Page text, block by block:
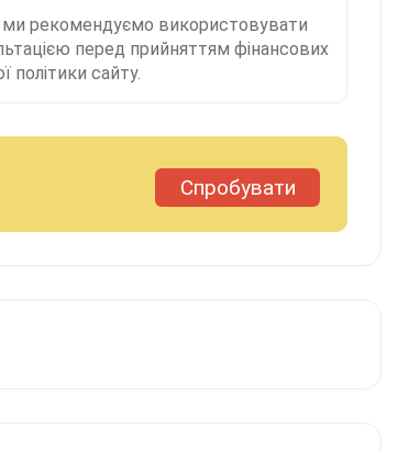
ми рекомендуємо використовувати
перед прийняттям фінансових
політики сайту.
Спробувати